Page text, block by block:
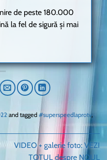
de peste 180.000
la fel de sigură și mai
and tagged #superspeedlaprotv,
VIDEO + galerie foto: VEZI
TOTUL despre NOUL